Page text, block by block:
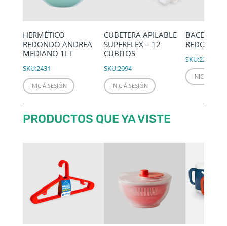
HERMÉTICO
REDONDO ANDREA
MEDIANO 1LT
SKU:2431
INICIÁ SESIÓN
CUBETERA APILABLE
SUPERFLEX – 12
CUBITOS
SKU:2094
INICIÁ SESIÓN
REDONDA
SKU:2246
INICIÁ
PRODUCTOS QUE YA VISTE